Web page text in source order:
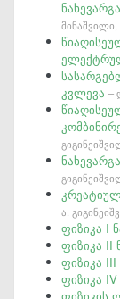
კვლევა–
ა.
ფიზიკა I
ფიზიკა II
ფიზიკა
ფიზიკა
ფიზიკის